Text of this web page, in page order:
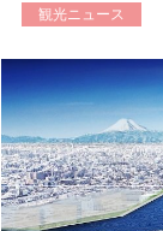
観光ニュース